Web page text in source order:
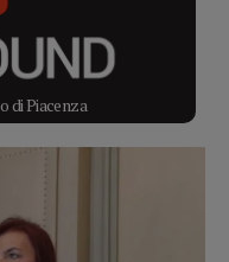
di Piacenza